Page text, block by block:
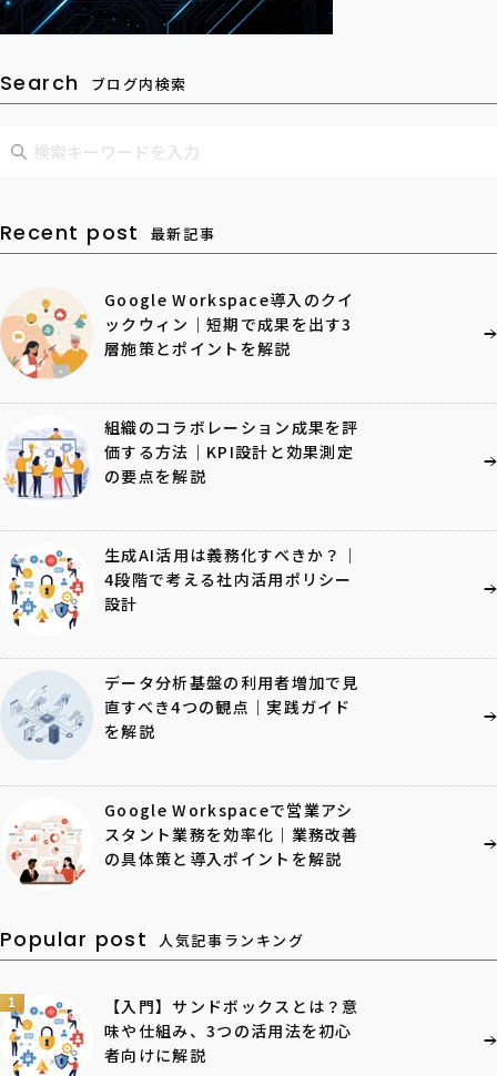
Search ブログ内検索
Recent post 最新記事
Google Workspace導入のクイ
ックウィン｜短期で成果を出す3
層施策とポイントを解説
組織のコラボレーション成果を評
価する方法｜KPI設計と効果測定
の要点を解説
生成AI活用は義務化すべきか？｜
4段階で考える社内活用ポリシー
設計
データ分析基盤の利用者増加で見
直すべき4つの観点｜実践ガイド
を解説
Google Workspaceで営業アシ
スタント業務を効率化｜業務改善
の具体策と導入ポイントを解説
Popular post 人気記事ランキング
1
【入門】サンドボックスとは？意
味や仕組み、3つの活用法を初心
者向けに解説